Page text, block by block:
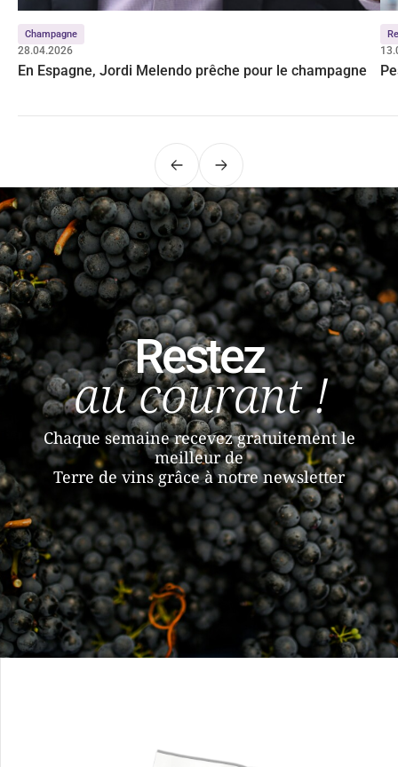
Champagne
28.04.2026
En Espagne, Jordi Melendo prêche pour le champagne
PrécédentSuivant
Restez
au courant !
Chaque semaine recevez gratuitement le
meilleur de
Terre de vins grâce à notre newsletter